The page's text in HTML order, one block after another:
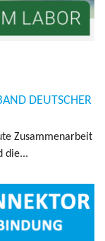
DEUTSCHER
Zusam­me­nar­beit
die...